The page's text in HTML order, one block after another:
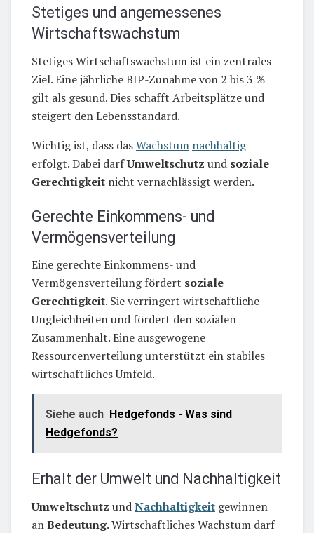
Stetiges und angemessenes
Wirtschaftswachstum
Stetiges Wirtschaftswachstum ist ein zentrales
Ziel. Eine jährliche BIP-Zunahme von 2 bis 3 %
gilt als gesund. Dies schafft Arbeitsplätze und
steigert den Lebensstandard.
Wichtig ist, dass dasWachstum nachhaltig
erfolgt. Dabei darfUmweltschutz und soziale
Gerechtigkeit nicht vernachlässigt werden.
Gerechte Einkommens- und
Vermögensverteilung
Eine gerechte Einkommens- und
Vermögensverteilung fördert soziale
Gerechtigkeit. Sie verringert wirtschaftliche
Ungleichheiten und fördert den sozialen
Zusammenhalt. Eine ausgewogene
Ressourcenverteilung unterstützt ein stabiles
wirtschaftliches Umfeld.
Siehe auch Hedgefonds - Was sind
Hedgefonds?
Erhalt der Umwelt und Nachhaltigkeit
Umweltschutz undNachhaltigkeit gewinnen
anBedeutung. Wirtschaftliches Wachstum darf